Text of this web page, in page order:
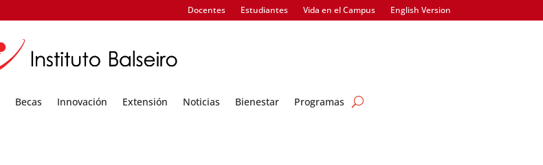
Docentes Estudiantes Vida en el Campus English Version
Becas Innovación Extensión Noticias Bienestar Programas